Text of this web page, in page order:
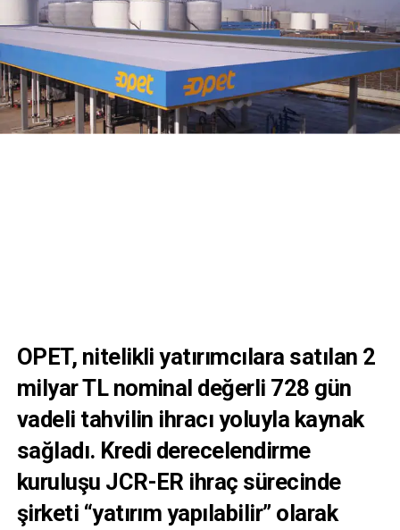
OPET, nitelikli yatırımcılara satılan 2
milyar TL nominal değerli 728 gün
vadeli tahvilin ihracı yoluyla kaynak
sağladı. Kredi derecelendirme
kuruluşu JCR-ER ihraç sürecinde
şirketi “yatırım yapılabilir” olarak